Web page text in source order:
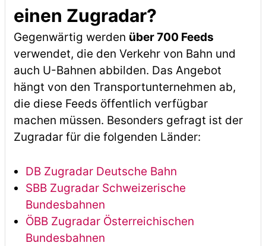
einen Zugradar?
Gegenwärtig werden über 700 Feeds
verwendet, die den Verkehr von Bahn und
auch U-Bahnen abbilden. Das Angebot
hängt von den Transportunternehmen ab,
die diese Feeds öffentlich verfügbar
machen müssen. Besonders gefragt ist der
Zugradar für die folgenden Länder:
DB Zugradar Deutsche Bahn
SBB Zugradar Schweizerische
Bundesbahnen
ÖBB Zugradar Österreichischen
Bundesbahnen